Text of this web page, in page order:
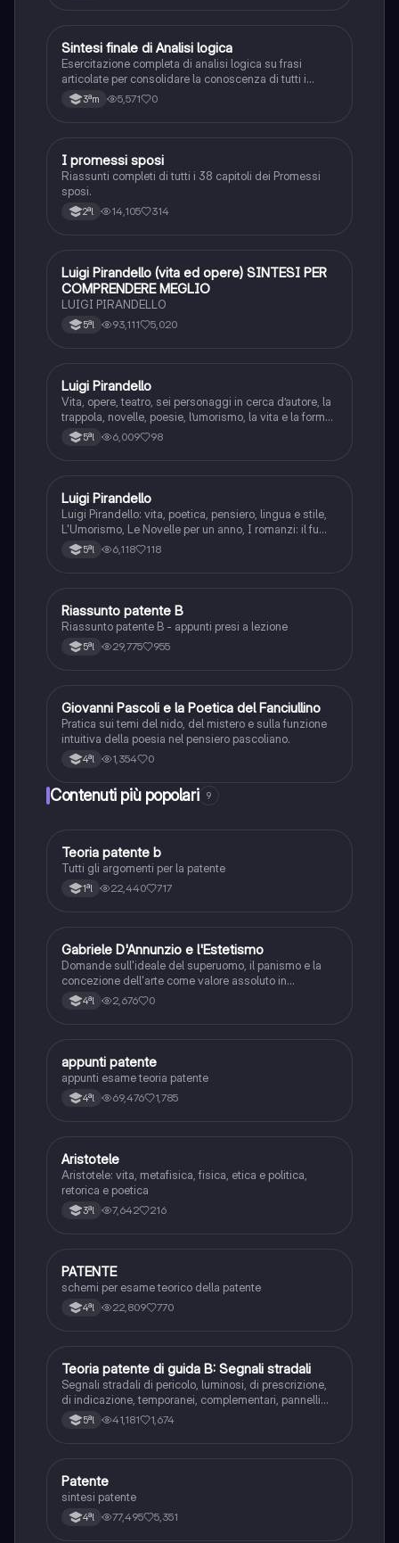
SItaliano
Sintesi finale di Analisi logica
Esercitazione completa di analisi logica su frasi
articolate per consolidare la conoscenza di tutti i
complementi.
3ªm 5,571 0
Italiano
I promessi sposi
Riassunti completi di tutti i 38 capitoli dei Promessi
sposi.
2ªl 14,105 314
Italiano
Luigi Pirandello (vita ed opere) SINTESI PER
COMPRENDERE MEGLIO
LUIGI PIRANDELLO
5ªl 93,111 5,020
Italiano
Luigi Pirandello
Vita, opere, teatro, sei personaggi in cerca d’autore, la
trappola, novelle, poesie, l’umorismo, la vita e la forma,
frantumazione dell’Io, la civiltà moderna e
l’alienazione, il treno ha fischiato, canta l’epistola, i
5ªl 6,009 98
Italiano
Luigi Pirandello
Luigi Pirandello: vita, poetica, pensiero, lingua e stile,
L'Umorismo, Le Novelle per un anno, I romanzi: il fu
Mattia Pascal, Quaderni di Serafino Gubbio operatore;
Uno, nessuno e centomila; il teatro: Sei personaggi in
5ªl 6,118 118
Italiano
Riassunto patente B
Riassunto patente B - appunti presi a lezione
5ªl 29,775 955
GItaliano
Giovanni Pascoli e la Poetica del Fanciullino
Pratica sui temi del nido, del mistero e sulla funzione
intuitiva della poesia nel pensiero pascoliano.
4ªl 1,354 0
Contenuti più popolari 9
Altro
Teoria patente b
Tutti gli argomenti per la patente
1ªl 22,440 717
GItaliano
Gabriele D'Annunzio e l'Estetismo
Domande sull'ideale del superuomo, il panismo e la
concezione dell'arte come valore assoluto in
D'Annunzio.
4ªl 2,676 0
Altro
appunti patente
appunti esame teoria patente
4ªl 69,476 1,785
Filosofia
Aristotele
Aristotele: vita, metafisica, fisica, etica e politica,
retorica e poetica
3ªl 7,642 216
Altro
PATENTE
schemi per esame teorico della patente
4ªl 22,809 770
Ed. civ.
Teoria patente di guida B: Segnali stradali
Segnali stradali di pericolo, luminosi, di prescrizione,
di indicazione, temporanei, complementari, pannelli
integrativi, segnaletica orizzontale, segnalazioni
agenti del traffico, distanza di visibilità per l‘arresto,
5ªl 41,181 1,674
Altro
Patente
sintesi patente
4ªl 77,495 5,351